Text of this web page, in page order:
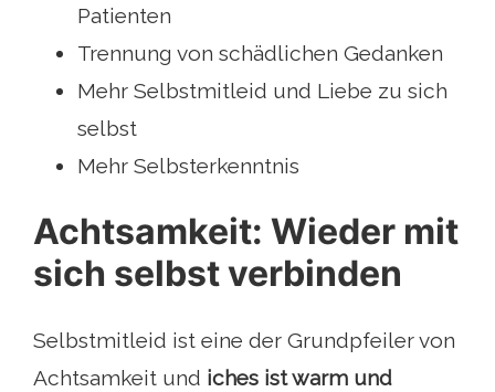
Patienten
Trennung von schädlichen Gedanken
Mehr Selbstmitleid und Liebe zu sich
selbst
Mehr Selbsterkenntnis
Achtsamkeit: Wieder mit
sich selbst verbinden
Selbstmitleid ist eine der Grundpfeiler von
Achtsamkeit und iches ist warm und